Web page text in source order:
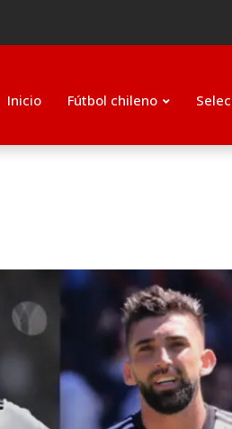
Inicio Fútbol chileno